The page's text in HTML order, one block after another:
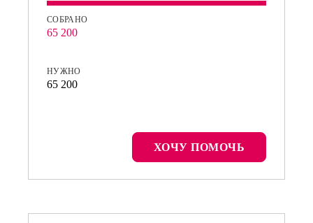
СОБРАНО
65 200
НУЖНО
65 200
ХОЧУ ПОМОЧЬ